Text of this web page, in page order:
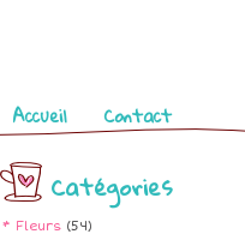
Pages
Accueil Contact
Catégories
* Fleurs (54)